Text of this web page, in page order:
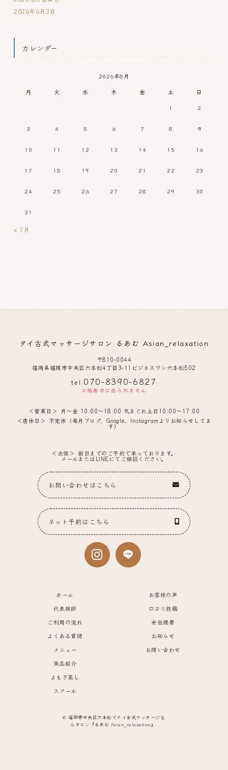
2026年6月3日
カレンダー
2026年8月
月
火 水 木 金 土
日
1
2
3 4 5 6 7 8 9
10 11 12 13 14 15 16
17 18 19 20 21 22 23
24 25 26 27 28 29 30
31
« 7月
タイ古式マッサージサロン るあむ Asian_relaxation
〒810-0044
福岡県福岡市中央区六本松4丁目3-11ビジネスワン六本松502
tel. 070-8390-6827
※施術中は出られません
営業日
月〜金 10:00〜18:00 気まぐれ土日10:00〜17:00
店休日
不定休（毎月ブログ、Google、Instagramよりお知らせしてま
す）
出張 前日までのご予約で承っております。
メールまたはLINEにてご相談ください。
お問い合わせはこちら
ネット予約はこちら
ホーム
代表挨拶
ご利用の流れ
よくある質問
メニュー
商品紹介
よもぎ蒸し
スクール
お客様の声
口コミ投稿
会社概要
お知らせ
お問い合わせ
© 福岡市中央区六本松でタイ古式マッサージな
らサロン『るあむ Asian_relaxation』.